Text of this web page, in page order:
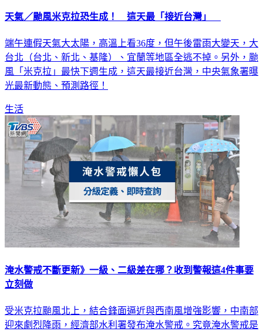
天氣／颱風米克拉恐生成！ 這天最「接近台灣」
端午連假天氣大太陽，高溫上看36度，但午後雷雨大變天，大
台北（台北、新北、基隆）、宜蘭等地區全逃不掉。另外，颱
風「米克拉」最快下週生成，這天最接近台灣，中央氣象署曝
光最新動態、預測路徑！
生活
淹水警戒不斷更新》一級、二級差在哪？收到警報這4件事要
立刻做
受米克拉颱風北上，結合鋒面逼近與西南風增強影響，中南部
迎來劇烈降雨，經濟部水利署發布淹水警戒。究竟淹水警戒是